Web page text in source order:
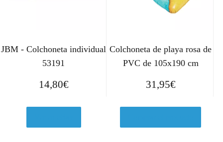
JBM - Colchoneta individual
53191
14,80€
Colchoneta de playa rosa de
PVC de 105x190 cm
31,95€